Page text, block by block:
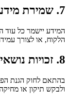
7. שמירת מידע
המידע יישמר כל עוד
הלקוח, או לצורך
8. זכויות נושאי המידע
בהתאם לחוק הגנת
ולבקש תיקון או